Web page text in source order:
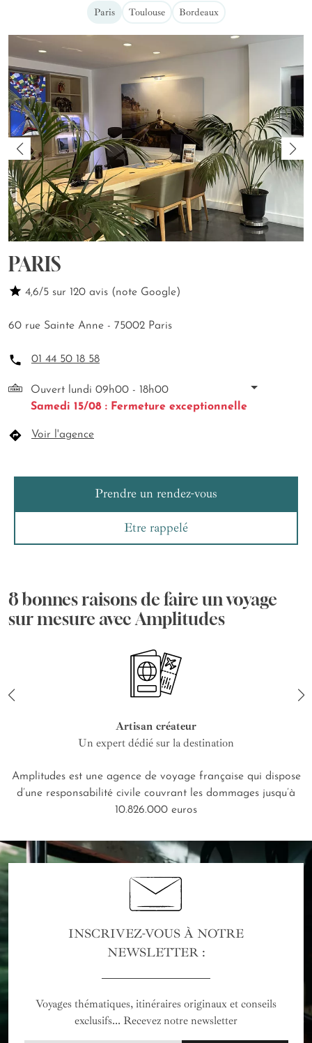
Paris Toulouse Bordeaux
PARIS
4,6/5 sur 120 avis (note Google)
60 rue Sainte Anne - 75002 Paris
01 44 50 18 58
Ouvert lundi 09h00 - 18h00
Samedi 15/08 : Fermeture exceptionnelle
Voir l'agence
Prendre un rendez-vous
Etre rappelé
8 bonnes raisons de faire un voyage
sur mesure avec Amplitudes
Artisan créateur
Un expert dédié sur la destination
Amplitudes est une agence de voyage française qui dispose
d’une responsabilité civile couvrant les dommages jusqu’à
10.826.000 euros
INSCRIVEZ-VOUS À NOTRE
NEWSLETTER :
Voyages thématiques, itinéraires originaux et conseils
exclusifs... Recevez notre newsletter